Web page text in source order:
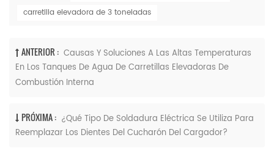
carretilla elevadora de 3 toneladas
ANTERIOR : Causas Y Soluciones A Las Altas Temperaturas
En Los Tanques De Agua De Carretillas Elevadoras De
Combustión Interna
PRÓXIMA : ¿Qué Tipo De Soldadura Eléctrica Se Utiliza Para
Reemplazar Los Dientes Del Cucharón Del Cargador?